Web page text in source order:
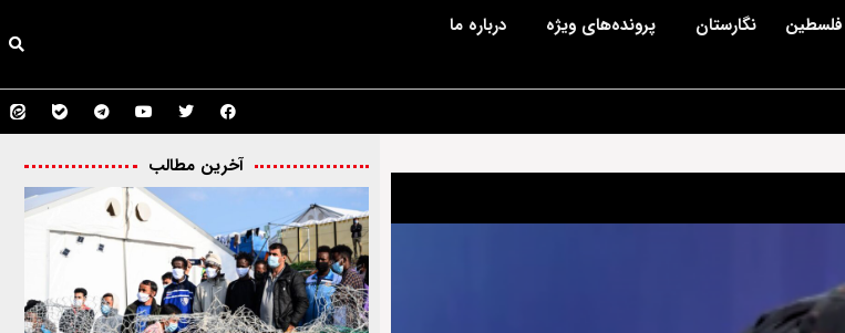
فلسطین نگارستان پرونده‌های ویژه درباره ما
آخرین مطالب